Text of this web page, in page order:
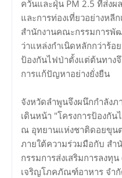
ควันและฝุ่น PM 2.5 ที่ส่งผ
และการท่องเที่ยวอย่างหลี
สำนักงานคณะกรรมการพั
ว่าแหล่งกำเนิดหลักกว่าร้อ
ป้องกันไฟป่าตั้งแต่ต้นทาง
การแก้ปัญหาอย่างยั่งยืน
จังหวัดลำพูนจึงผนึกกำลัง
เดินหน้า "โครงการป้องกั
ณ อุทยานแห่งชาติดอยขุน
ภายใต้ความร่วมมือกับ สำ
กรรมการส่งเสริมการลงทุ
เจริญโภคภัณฑ์อาหาร จำกั